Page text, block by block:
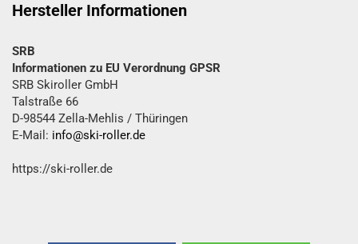
Hersteller Informationen
SRB
Informationen zu EU Verordnung GPSR
SRB Skiroller GmbH
Talstraße 66
D-98544 Zella-Mehlis / Thüringen
E-Mail: info@ski-roller.de
https://ski-roller.de